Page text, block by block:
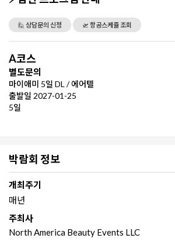
🙋 상담문의 신청 🛫 항공스케쥴 조회
A코스
별도문의
마이애미 5일 DL / 에어텔
출발일 2027-01-25
5일
박람회 정보
개최주기
매년
주최사
North America Beauty Events LLC